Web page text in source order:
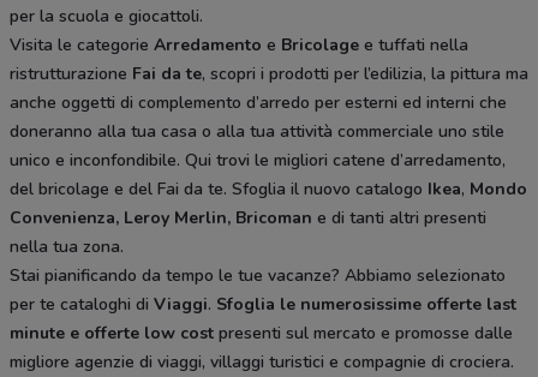
per la scuola e giocattoli.
Visita le categorie Arredamento e Bricolage e tuffati nella
ristrutturazione Fai da te, scopri i prodotti per l’edilizia, la pittura ma
anche oggetti di complemento d’arredo per esterni ed interni che
doneranno alla tua casa o alla tua attività commerciale uno stile
unico e inconfondibile. Qui trovi le migliori catene d’arredamento,
del bricolage e del Fai da te. Sfoglia il nuovo catalogo Ikea, Mondo
Convenienza, Leroy Merlin, Bricoman e di tanti altri presenti
nella tua zona.
Stai pianificando da tempo le tue vacanze? Abbiamo selezionato
per te cataloghi di Viaggi. Sfoglia le numerosissime offerte last
minute e offerte low cost presenti sul mercato e promosse dalle
migliore agenzie di viaggi, villaggi turistici e compagnie di crociera.